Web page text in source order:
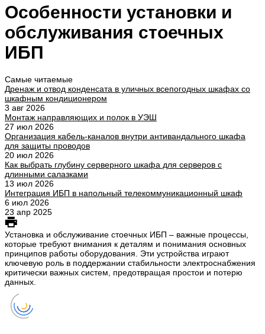
Особенности установки и
обслуживания стоечных
ИБП
Самые читаемые
Дренаж и отвод конденсата в уличных всепогодных шкафах со
шкафным кондиционером
3 авг 2026
Монтаж направляющих и полок в УЭШ
27 июл 2026
Организация кабель-каналов внутри антивандального шкафа
для защиты проводов
20 июл 2026
Как выбрать глубину серверного шкафа для серверов с
длинными салазками
13 июл 2026
Интеграция ИБП в напольный телекоммуникационный шкаф
6 июл 2026
23 апр 2025
Установка и обслуживание стоечных ИБП – важные процессы,
которые требуют внимания к деталям и понимания основных
принципов работы оборудования. Эти устройства играют
ключевую роль в поддержании стабильности электроснабжения
критически важных систем, предотвращая простои и потерю
данных.